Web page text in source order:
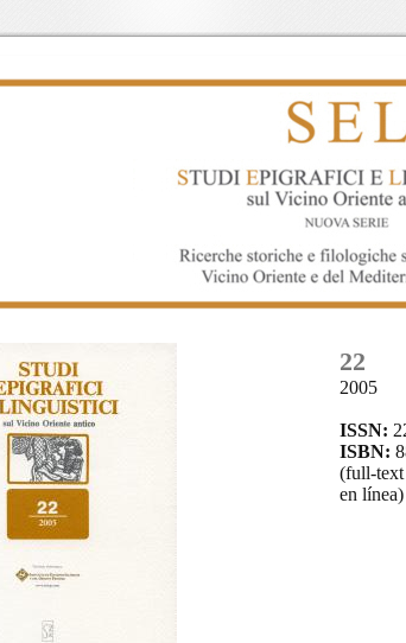
22
2005
ISSN:
ISBN:
(full-text
en línea)